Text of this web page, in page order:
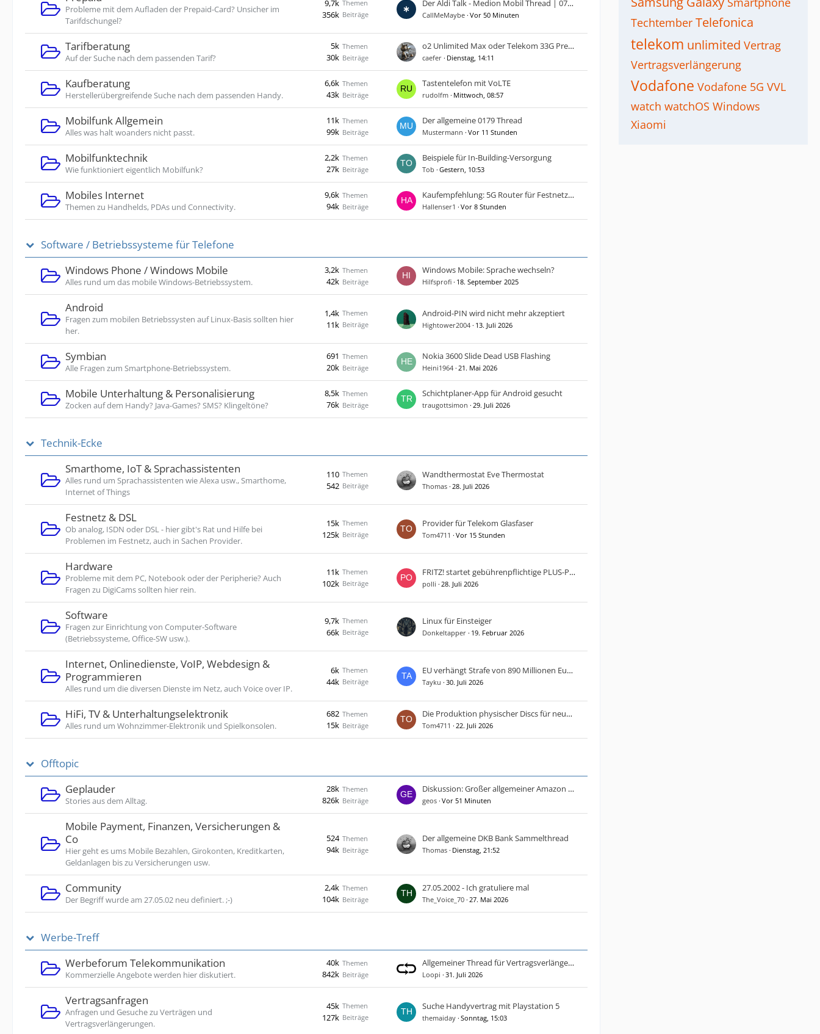
Probleme mit dem Aufladen der Prepaid-Card? Unsicher im
Tarifdschungel?
Themen
9,7k
Beiträge
356k
Der Aldi Talk - Medion Mobil Thread | 07/23: inkl. 5G | 2025: Unlimited & Jahrespakete
CallMeMaybe Vor 50 Minuten
Tarifberatung
Auf der Suche nach dem passenden Tarif?
Themen
5k
Beiträge
30k
o2 Unlimited Max oder Telekom 33G PrePaid - 25G Datennutzung Normalfall
caefer Dienstag, 14:11
Kaufberatung
Herstellerübergreifende Suche nach dem passenden Handy.
Themen
6,6k
Beiträge
43k
Tastentelefon mit VoLTE
rudolfm Mittwoch, 08:57
Mobilfunk Allgemein
Alles was halt woanders nicht passt.
Themen
11k
Beiträge
99k
​Der allgemeine 0179 Thread
Mustermann Vor 11 Stunden
Mobilfunktechnik
Wie funktioniert eigentlich Mobilfunk?
Themen
2,2k
Beiträge
27k
Beispiele für In-Building-Versorgung
Tob Gestern, 10:53
Mobiles Internet
Themen zu Handhelds, PDAs und Connectivity.
Themen
9,6k
Beiträge
94k
Kaufempfehlung: 5G Router für Festnetz-Ersatz
Hallenser1 Vor 8 Stunden
Software / Betriebssysteme für Telefone
Windows Phone / Windows Mobile
Alles rund um das mobile Windows-Betriebssystem.
Themen
3,2k
Beiträge
42k
Windows Mobile: Sprache wechseln?
Hilfsprofi 18. September 2025
Android
Fragen zum mobilen Betriebssysten auf Linux-Basis sollten hier
her.
Themen
1,4k
Beiträge
11k
Android-PIN wird nicht mehr akzeptiert
Hightower2004 13. Juli 2026
Symbian
Alle Fragen zum Smartphone-Betriebssystem.
Themen
691
Beiträge
20k
Nokia 3600 Slide Dead USB Flashing
Heini1964 21. Mai 2026
Mobile Unterhaltung & Personalisierung
Zocken auf dem Handy? Java-Games? SMS? Klingeltöne?
Themen
8,5k
Beiträge
76k
Schichtplaner-App für Android gesucht
traugottsimon 29. Juli 2026
Technik-Ecke
Smarthome, IoT & Sprachassistenten
Alles rund um Sprachassistenten wie Alexa usw., Smarthome,
Internet of Things
Themen
110
Beiträge
542
Wandthermostat Eve Thermostat
Thomas 28. Juli 2026
Festnetz & DSL
Ob analog, ISDN oder DSL - hier gibt's Rat und Hilfe bei
Problemen im Festnetz, auch in Sachen Provider.
Themen
15k
Beiträge
125k
Provider für Telekom Glasfaser
Tom4711 Vor 15 Stunden
Hardware
Probleme mit dem PC, Notebook oder der Peripherie? Auch
Fragen zu DigiCams sollten hier rein.
Themen
11k
Beiträge
102k
FRITZ! startet gebührenpflichtige PLUS-Pakete
polli 28. Juli 2026
Software
Fragen zur Einrichtung von Computer-Software
(Betriebssysteme, Office-SW usw.).
Themen
9,7k
Beiträge
66k
Linux für Einsteiger
Donkeltapper 19. Februar 2026
Internet, Onlinedienste, VoIP, Webdesign &
Programmieren
Alles rund um die diversen Dienste im Netz, auch Voice over IP.
Themen
6k
Beiträge
44k
EU verhängt Strafe von 890 Millionen Euro gegen Google
Tayku 30. Juli 2026
HiFi, TV & Unterhaltungselektronik
Alles rund um Wohnzimmer-Elektronik und Spielkonsolen.
Themen
682
Beiträge
15k
Die Produktion physischer Discs für neue Spiele auf PlayStation-Konsolen endet im Januar 2028
Tom4711 22. Juli 2026
Offtopic
Geplauder
Stories aus dem Alltag.
Themen
28k
Beiträge
826k
Diskussion: Großer allgemeiner Amazon Thread (News, Infos, Schnäppchen, allgemein etc.) Teil 2
geos Vor 51 Minuten
Mobile Payment, Finanzen, Versicherungen &
Co
Hier geht es ums Mobile Bezahlen, Girokonten, Kreditkarten,
Geldanlagen bis zu Versicherungen usw.
Themen
524
Beiträge
94k
Der allgemeine DKB Bank Sammelthread
Thomas Dienstag, 21:52
Community
Der Begriff wurde am 27.05.02 neu definiert. ;-)
Themen
2,4k
Beiträge
104k
27.05.2002 - Ich gratuliere mal
The_Voice_70 27. Mai 2026
Werbe-Treff
Werbeforum Telekommunikation
Kommerzielle Angebote werden hier diskutiert.
Themen
40k
Beiträge
842k
Allgemeiner Thread für Vertragsverlängerungsangebote bei Telefónica o2
Loopi 31. Juli 2026
Vertragsanfragen
Anfragen und Gesuche zu Verträgen und
Vertragsverlängerungen.
Themen
45k
Beiträge
127k
Suche Handyvertrag mit Playstation 5
themaiday Sonntag, 15:03
Techtember Telefonica
telekom unlimited Vertrag
Vertragsverlängerung
Vodafone Vodafone 5G VVL
watch watchOS Windows
Xiaomi